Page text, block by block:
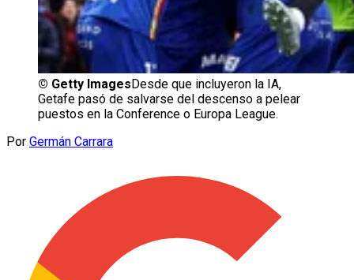
© Getty Images Desde que incluyeron la IA,
Getafe pasó de salvarse del descenso a pelear
puestos en la Conference o Europa League.
Por Germán Carrara